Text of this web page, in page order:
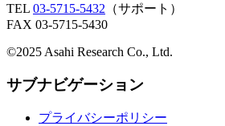
TEL 03-5715-5432 （サポート）
FAX 03-5715-5430
©2025 Asahi Research Co., Ltd.
サブナビゲーション
プライバシーポリシー